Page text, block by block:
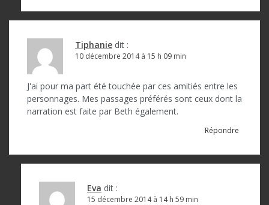
Tiphanie dit :
10 décembre 2014 à 15 h 09 min
J'ai pour ma part été touchée par ces amitiés entre les
personnages. Mes passages préférés sont ceux dont la
narration est faite par Beth également.
Répondre
Eva dit :
15 décembre 2014 à 14 h 59 min